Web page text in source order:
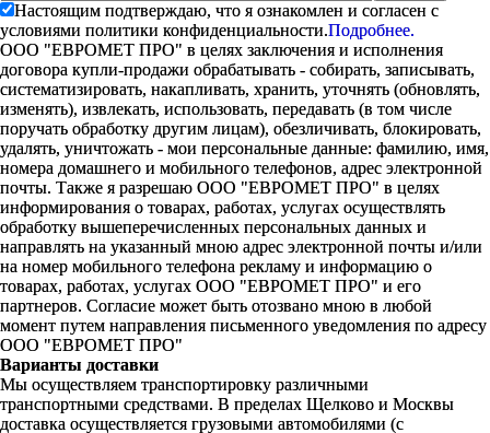
Настоящим подтверждаю, что я ознакомлен и согласен с
условиями политики конфиденциальности.Подробнее.
ООО "ЕВРОМЕТ ПРО" в целях заключения и исполнения
договора купли-продажи обрабатывать - собирать, записывать,
систематизировать, накапливать, хранить, уточнять (обновлять,
изменять), извлекать, использовать, передавать (в том числе
поручать обработку другим лицам), обезличивать, блокировать,
удалять, уничтожать - мои персональные данные: фамилию, имя,
номера домашнего и мобильного телефонов, адрес электронной
почты. Также я разрешаю ООО "ЕВРОМЕТ ПРО" в целях
информирования о товарах, работах, услугах осуществлять
обработку вышеперечисленных персональных данных и
направлять на указанный мною адрес электронной почты и/или
на номер мобильного телефона рекламу и информацию о
товарах, работах, услугах ООО "ЕВРОМЕТ ПРО" и его
партнеров. Согласие может быть отозвано мною в любой
момент путем направления письменного уведомления по адресу
ООО "ЕВРОМЕТ ПРО"
Варианты доставки
Мы осуществляем транспортировку различными
транспортными средствами. В пределах Щелково и Москвы
доставка осуществляется грузовыми автомобилями (с